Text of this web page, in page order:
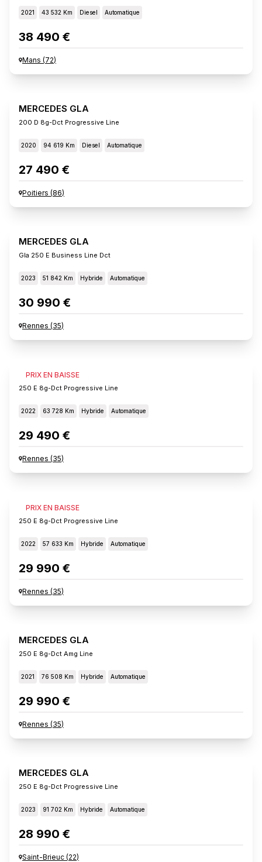
2021 43 532 Km Diesel Automatique
38 490 €
Mans (72)
MERCEDES GLA
200 D 8g-Dct Progressive Line
2020 94 619 Km Diesel Automatique
27 490 €
Poitiers (86)
MERCEDES GLA
Gla 250 E Business Line Dct
2023 51 842 Km Hybride Automatique
30 990 €
Rennes (35)
PRIX EN BAISSE
MERCEDES GLA
250 E 8g-Dct Progressive Line
2022 63 728 Km Hybride Automatique
29 490 €
Rennes (35)
PRIX EN BAISSE
MERCEDES GLA
250 E 8g-Dct Progressive Line
2022 57 633 Km Hybride Automatique
29 990 €
Rennes (35)
MERCEDES GLA
250 E 8g-Dct Amg Line
2021 76 508 Km Hybride Automatique
29 990 €
Rennes (35)
MERCEDES GLA
250 E 8g-Dct Progressive Line
2023 91 702 Km Hybride Automatique
28 990 €
Saint-Brieuc (22)